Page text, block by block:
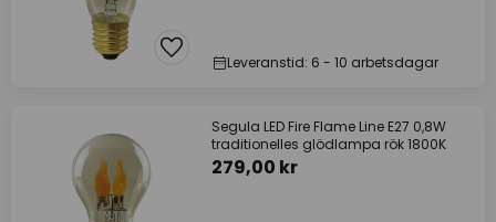
Leveranstid: 6 - 10 arbetsdagar
Segula LED Fire Flame Line E27 0,8W
traditionelles glödlampa rök 1800K
279,00 kr